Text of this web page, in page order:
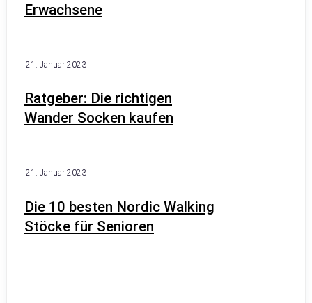
Erwachsene
Ratgeber: Die richtigen
Wander Socken kaufen
21. Januar 2023
Die 10 besten Nordic Walking
Stöcke für Senioren
21. Januar 2023